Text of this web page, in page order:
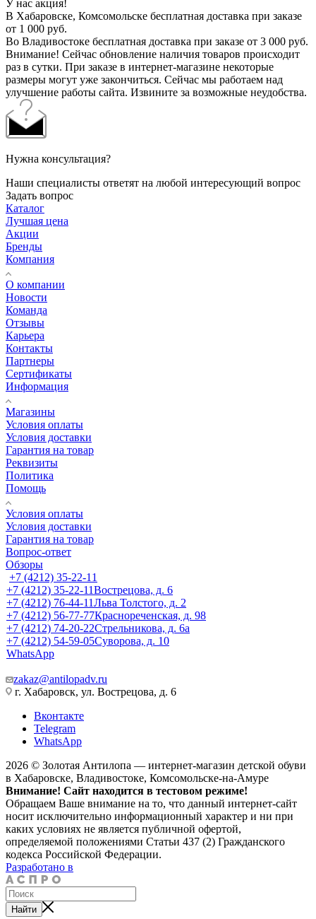
У нас акция!
В Хабаровске, Комсомольске бесплатная доставка при заказе
от 1 000 руб.
Во Владивостоке бесплатная доставка при заказе от 3 000 руб.
Внимание! Сейчас обновление наличия товаров происходит
раз в сутки. При заказе в интернет-магазине некоторые
размеры могут уже закончиться. Сейчас мы работаем над
улучшение работы сайта. Извините за возможные неудобства.
Нужна консультация?
Наши специалисты ответят на любой интересующий вопрос
Задать вопрос
Каталог
Лучшая цена
Акции
Бренды
Компания
О компании
Новости
Команда
Отзывы
Карьера
Контакты
Партнеры
Сертификаты
Информация
Магазины
Условия оплаты
Условия доставки
Гарантия на товар
Реквизиты
Политика
Помощь
Условия оплаты
Условия доставки
Гарантия на товар
Вопрос-ответ
Обзоры
+7 (4212) 35-22-11
+7 (4212) 35-22-11Вострецова, д. 6
+7 (4212) 76-44-11Льва Толстого, д. 2
+7 (4212) 56-77-77Краснореченская, д. 98
+7 (4212) 74-20-22Стрельникова, д. 6а
+7 (4212) 54-59-05Суворова, д. 10
WhatsApp
zakaz@antilopadv.ru
г. Хабаровск, ул. Вострецова, д. 6
Вконтакте
Telegram
WhatsApp
2026 © Золотая Антилопа — интернет-магазин детской обуви
в Хабаровске, Владивостоке, Комсомольске-на-Амуре
Внимание! Сайт находится в тестовом режиме!
Обращаем Ваше внимание на то, что данный интернет-сайт
носит исключительно информационный характер и ни при
каких условиях не является публичной офертой,
определяемой положениями Статьи 437 (2) Гражданского
кодекса Российской Федерации.
Разработано в
Найти